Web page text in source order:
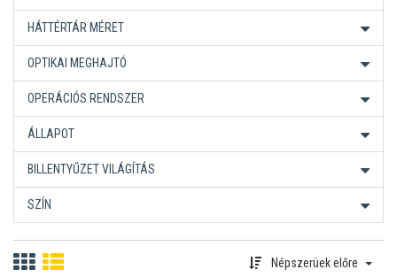
HÁTTÉRTÁR MÉRET
OPTIKAI MEGHAJTÓ
OPERÁCIÓS RENDSZER
ÁLLAPOT
BILLENTYŰZET VILÁGÍTÁS
SZÍN
Népszerüek előre